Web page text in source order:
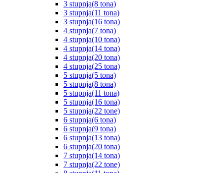
3 stupnja(8 tona)
3 stupnja(11 tona)
3 stupnja(16 tona)
4 stupnja(7 tona)
4 stupnja(10 tona)
4 stupnja(14 tona)
4 stupnja(20 tona)
4 stupnja(25 tona)
5 stupnja(5 tona)
5 stupnja(8 tona)
5 stupnja(11 tona)
5 stupnja(16 tona)
5 stupnja(22 tone)
6 stupnja(6 tona)
6 stupnja(9 tona)
6 stupnja(13 tona)
6 stupnja(20 tona)
7 stupnja(14 tona)
7 stupnja(22 tone)